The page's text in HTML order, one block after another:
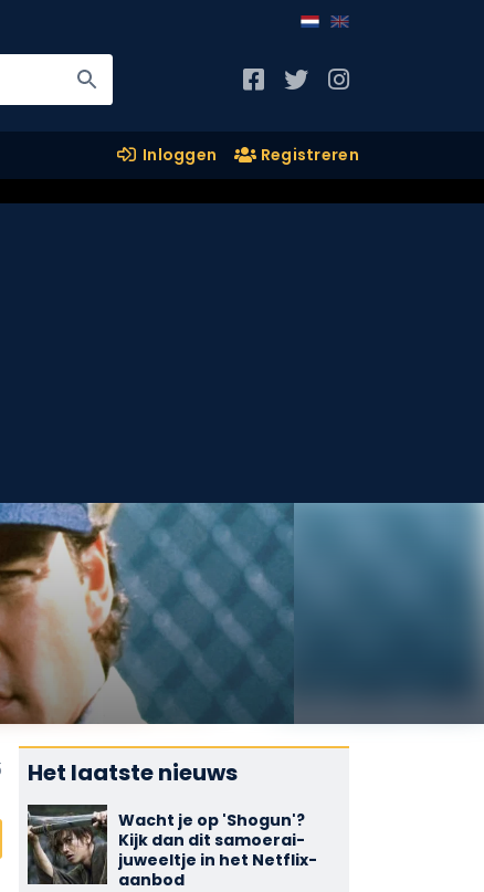
Inloggen Registreren
Het laatste nieuws
Wacht je op 'Shogun'?
Kijk dan dit samoerai-
juweeltje in het Netflix-
aanbod